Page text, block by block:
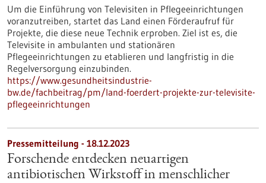
Um die Einführung von Televisiten in Pflegeeinrichtungen
voranzutreiben, startet das Land einen Förderaufruf für
Projekte, die diese neue Technik erproben. Ziel ist es, die
Televisite in ambulanten und stationären
Pflegeeinrichtungen zu etablieren und langfristig in die
Regelversorgung einzubinden.
https://www.gesundheitsindustrie-
bw.de/fachbeitrag/pm/land-foerdert-projekte-zur-televisite-
pflegeeinrichtungen
Pressemitteilung - 18.12.2023
Forschende entdecken neuartigen
antibiotischen Wirkstoff in menschlicher